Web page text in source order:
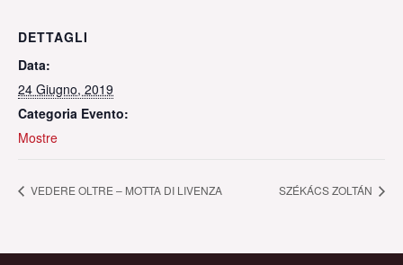
DETTAGLI
Data:
24 Giugno, 2019
Categoria Evento:
Mostre
VEDERE OLTRE – MOTTA DI LIVENZA SZÉKÁCS ZOLTÁN